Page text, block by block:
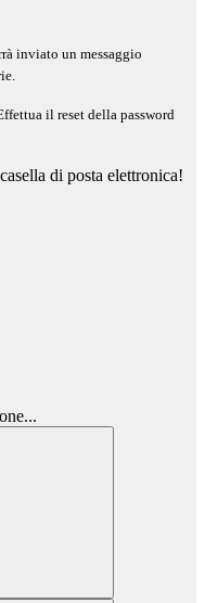
inviato un messaggio
il reset della password
di posta elettronica!